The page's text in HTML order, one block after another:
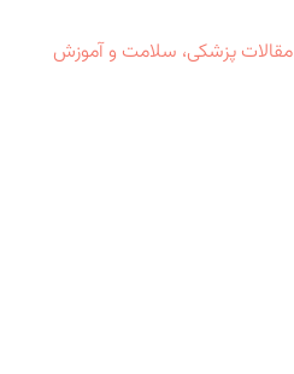
مقالات پزشکی، سلامت و آموزش